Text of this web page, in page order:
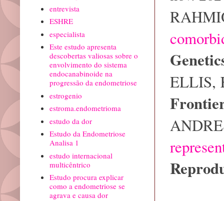
ELLIS,
entrevista
ESHRE
especialista
Este estudo apresenta
descobertas valiosas sobre o
envolvimento do sistema
endocanabinoide na
progressão da endometriose
estrogenio
estroma.endometrioma
estudo da dor
Estudo da Endometriose
Analisa 1
estudo internacional
multicêntrico
Estudo procura explicar
como a endometriose se
agrava e causa dor